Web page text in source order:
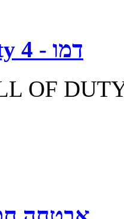
Call Of Duty 4 - דמו